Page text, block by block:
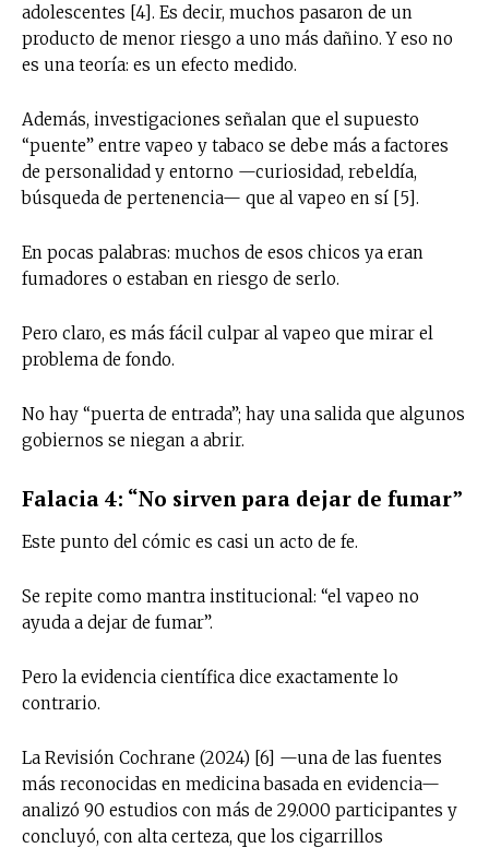
adolescentes [4]. Es decir, muchos pasaron de un
producto de menor riesgo a uno más dañino. Y eso no
es una teoría: es un efecto medido.
Además, investigaciones señalan que el supuesto
“puente” entre vapeo y tabaco se debe más a factores
de personalidad y entorno —curiosidad, rebeldía,
búsqueda de pertenencia— que al vapeo en sí [5].
En pocas palabras: muchos de esos chicos ya eran
fumadores o estaban en riesgo de serlo.
Pero claro, es más fácil culpar al vapeo que mirar el
problema de fondo.
No hay “puerta de entrada”; hay una salida que algunos
gobiernos se niegan a abrir.
Falacia 4: “No sirven para dejar de fumar”
Este punto del cómic es casi un acto de fe.
Se repite como mantra institucional: “el vapeo no
ayuda a dejar de fumar”.
Pero la evidencia científica dice exactamente lo
contrario.
La Revisión Cochrane (2024) [6] —una de las fuentes
más reconocidas en medicina basada en evidencia—
analizó 90 estudios con más de 29.000 participantes y
concluyó, con alta certeza, que los cigarrillos